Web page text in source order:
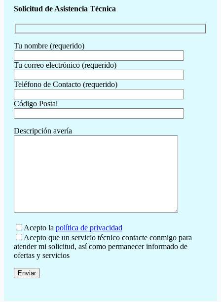
Solicitud de Asistencia Técnica
Tu nombre (requerido)
Tu correo electrónico (requerido)
Teléfono de Contacto (requerido)
Código Postal
Descripción avería
Acepto la política de privacidad
Acepto que un servicio técnico contacte conmigo para
atender mi solicitud, así como permanecer informado de
ofertas y servicios